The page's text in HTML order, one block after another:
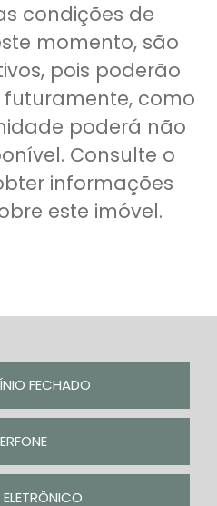
condições de
momento, são
pois poderão
como
poderá não
Consulte o
informações
este imóvel.
FECHADO